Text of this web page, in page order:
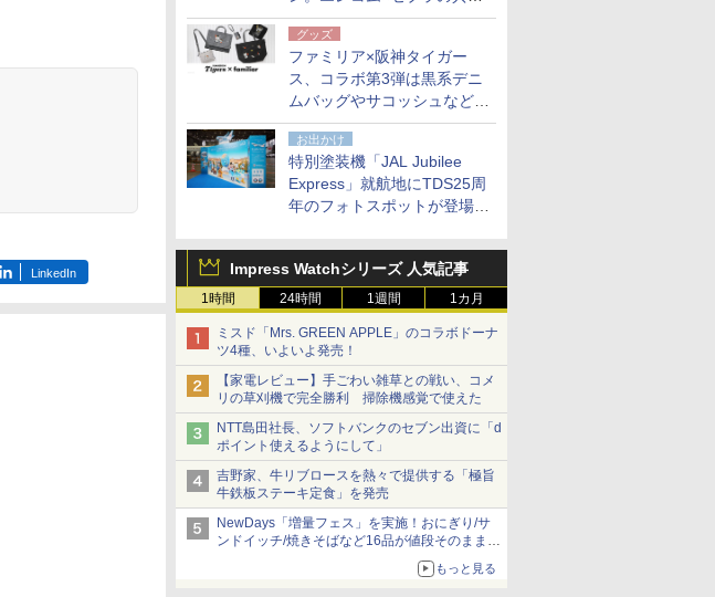
開発
グッズ
ファミリア×阪神タイガー
ス、コラボ第3弾は黒系デニ
ムバッグやサコッシュなど6
点。8月21日オンラインスト
アで発売
お出かけ
特別塗装機「JAL Jubilee
Express」就航地にTDS25周
年のフォトスポットが登場。
Impress Watchシリーズ 人気記事
1時間 24時間 1週間 1カ月
ミスド「Mrs. GREEN APPLE」のコラボドーナ
ツ4種、いよいよ発売！
【家電レビュー】手ごわい雑草との戦い、コメ
リの草刈機で完全勝利 掃除機感覚で使えた
NTT島田社長、ソフトバンクのセブン出資に「d
ポイント使えるようにして」
吉野家、牛リブロースを熱々で提供する「極旨
牛鉄板ステーキ定食」を発売
NewDays「増量フェス」を実施！おにぎり/サ
ンドイッチ/焼きそばなど16品が値段そのままで
もっと見る
LinkedIn